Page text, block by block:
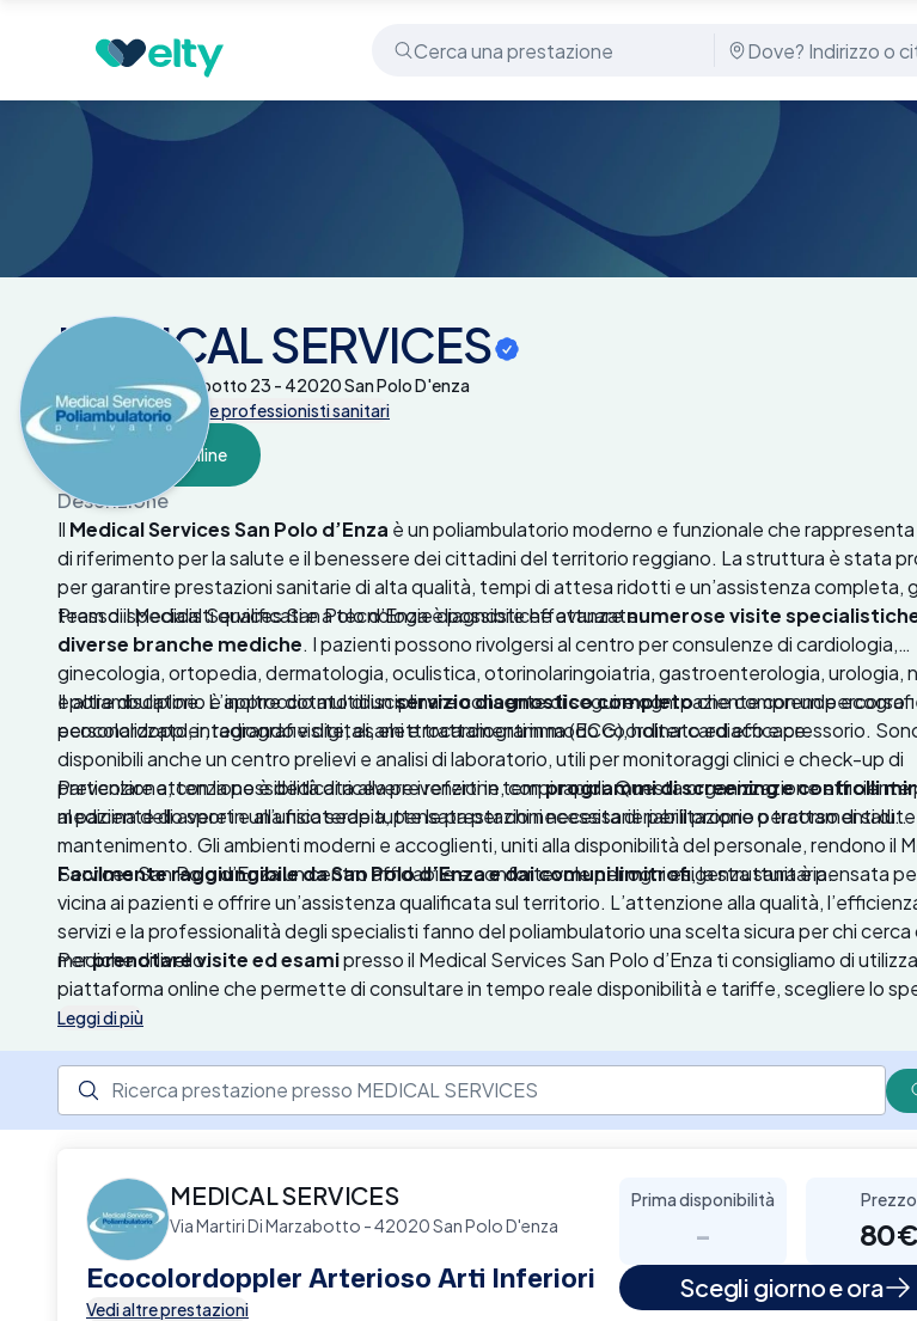
Centri medici
MEDICAL SERVICES
Via Martiri Di Marzabotto 23 - 42020 San Polo D'enza
Tutte le prestazioni e professionisti sanitari
Prenota online
Descrizione
Il Medical Services San Polo d’Enza è un poliambulatorio moderno e funzionale che
di riferimento per la salute e il benessere dei cittadini del territorio reggiano. La struttura è stata
per garantire prestazioni sanitarie di alta qualità, tempi di attesa ridotti e un’assistenza completa,
team di specialisti qualificati e a tecnologie diagnostiche avanzate.
Presso il Medical Services San Polo d’Enza è possibile effettuarenumerose visite
diverse branche mediche. I pazienti possono rivolgersi al centro per consulenze di cardiologia,
ginecologia, ortopedia, dermatologia, oculistica, otorinolaringoiatria, gastroenterologia, urologia,
e altre discipline. L’approccio multidisciplinare consente di seguire ogni paziente con un percorso
personalizzato, integrando visite, esami e trattamenti in modo coordinato ed efficace.
Il poliambulatorio è inoltre dotato di unservizio diagnostico completoche comprende
ecocolordoppler, radiografie digitali, elettrocardiogramma (ECG), holter cardiaco e pressorio.
disponibili anche un centro prelievi e analisi di laboratorio, utili per monitoraggi clinici e check-up di
prevenzione, con la possibilità di ricevere i referti in tempi rapidi. Questa organizzazione
al paziente di avere in un’unica sede tutte le prestazioni necessarie per il proprio percorso di
Particolare attenzione è dedicata alla prevenzione, conprogrammi di screening e controlli
medicina dello sport e alla fisioterapia, pensata per chi necessita di riabilitazione o trattamenti di
mantenimento. Gli ambienti moderni e accoglienti, uniti alla disponibilità del personale, rendono il
Services San Polo d’Enza un centro affidabile e confortevole per ogni esigenza sanitaria.
Facilmente raggiungibile da San Polo d’Enza e dai comuni limitrofi, la struttura è pensata
vicina ai pazienti e offrire un’assistenza qualificata sul territorio. L’attenzione alla qualità,
servizi e la professionalità degli specialisti fanno del poliambulatorio una scelta sicura per chi cerca
mediche di livello.
Perprenotare visite ed esamipresso il Medical Services San Polo d’Enza ti consigliamo di
piattaforma online che permette di consultare in tempo reale disponibilità e tariffe, scegliere lo
la prestazione desiderata e confermare la prenotazione in pochi click, senza costi aggiuntivi.
Leggi di più
Ricerca prestazione presso il centro medico
MEDICAL SERVICES
Via Martiri Di Marzabotto - 42020 San Polo D'enza
Ecocolordoppler Arterioso Arti Inferiori
Vedi altre prestazioni
Prima disponibilità
-
Prezzo
80€
Scegli giorno e ora